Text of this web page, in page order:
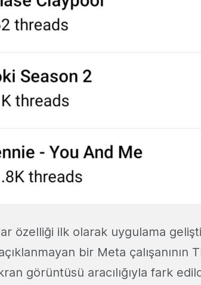
özelliği ilk olarak uygulama
bir Meta çalışanının
görüntüsü aracılığıyla fark